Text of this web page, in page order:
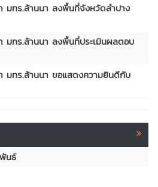
มทร.ล้านนา ลงพื้นที่จังหวัดลำปาง
ทร.ล้านนา ลงพื้นที่ประเมินผลตอบ
มทร.ล้านนา ขอแสดงความยินดีกับ
นธ์